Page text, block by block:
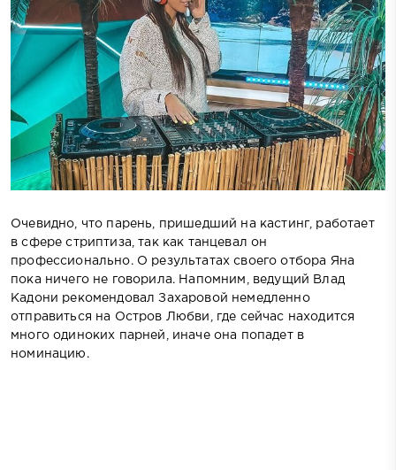
Очевидно, что парень, пришедший на кастинг, работает
в сфере стриптиза, так как танцевал он
профессионально. О результатах своего отбора Яна
пока ничего не говорила. Напомним, ведущий Влад
Кадони рекомендовал Захаровой немедленно
отправиться на Остров Любви, где сейчас находится
много одиноких парней, иначе она попадет в
номинацию.